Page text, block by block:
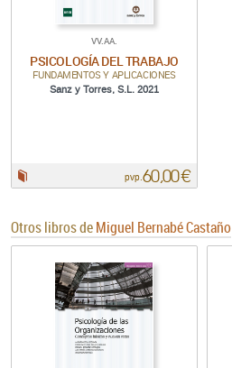
VV.AA.
PSICOLOGÍA DEL TRABAJO
FUNDAMENTOS Y APLICACIONES
Sanz y Torres, S.L. 2021
pvp.60,00 €
Otros libros deMiguel Bernabé Castaño